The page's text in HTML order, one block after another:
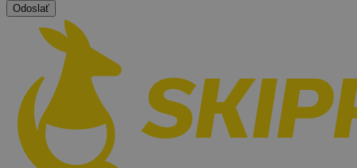
Odoslať
Odporučiť veľkosť